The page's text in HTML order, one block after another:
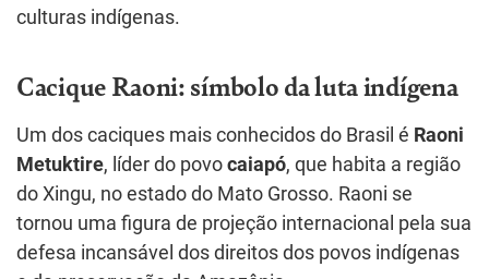
culturas indígenas.
Cacique Raoni: símbolo da luta indígena
Um dos caciques mais conhecidos do Brasil é Raoni
Metuktire, líder do povo caiapó, que habita a região
do Xingu, no estado do Mato Grosso. Raoni se
tornou uma figura de projeção internacional pela sua
defesa incansável dos direitos dos povos indígenas